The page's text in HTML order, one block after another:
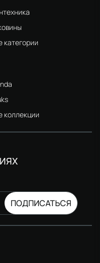
категории
коллекции
ПОДПИСАТЬСЯ